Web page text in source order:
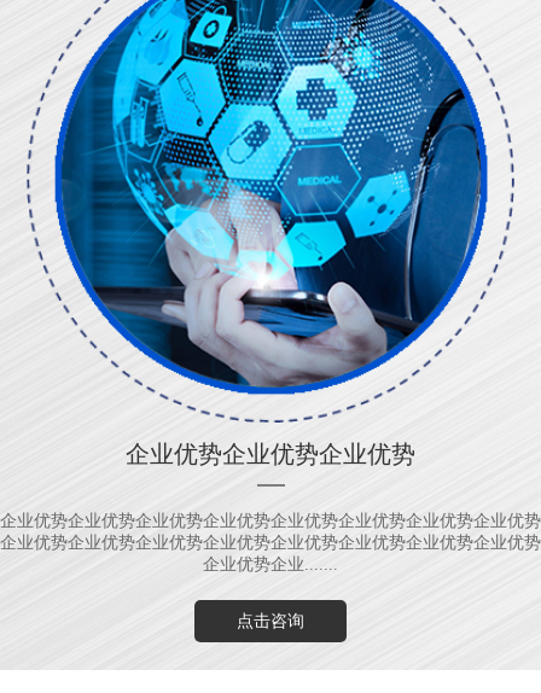
企业优势企业优势企业优势
企业优势企业优势企业优势企业优势企业优势企业优势企业优势企业优势
企业优势企业优势企业优势企业优势企业优势企业优势企业优势企业优势
企业优势企业.......
点击咨询